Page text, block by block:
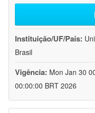
Instituição/UF/País:
Brasil
Vigência: Mon Jan 30
00:00:00 BRT 2026